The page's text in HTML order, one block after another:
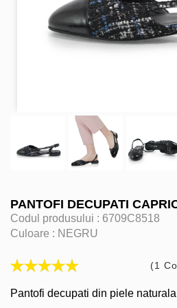
PANTOFI DECUPATI
Codul produsului : 6709C8518
Culoare : NEGRU
(1
Pantofi decupati din piele naturala